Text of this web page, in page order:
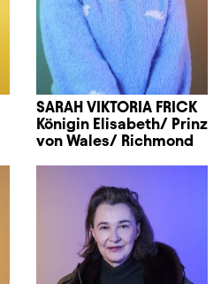
SARAH VIKTORIA FRICK
Königin Elisabeth/ Prinz
von Wales/ Richmond